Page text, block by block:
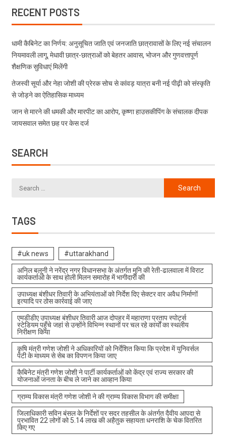
RECENT POSTS
धामी कैबिनेट का निर्णय: अनुसूचित जाति एवं जनजाति छात्रावासों के लिए नई संचालन
नियमावली लागू, मेधावी छात्र-छात्राओं को बेहतर आवास, भोजन और गुणवत्तापूर्ण
शैक्षणिक सुविधाएं मिलेंगी
तेजस्वी सूर्या और नेहा जोशी की प्रेरक सोच से कांवड़ यात्रा बनी नई पीढ़ी को संस्कृति
से जोड़ने का ऐतिहासिक माध्यम
जान से मारने की धमकी और मारपीट का आरोप, कृष्णा हाउसकीपिंग के संचालक दीपक
जायसवाल समेत छह पर केस दर्ज
SEARCH
TAGS
#uk news #uttarakhand
अनिल बलूनी ने नरेंद्र नगर विधानसभा के अंतर्गत मुनि की रेती-ढालवाला में विराट
कार्यकर्ताओ के साथ होली मिलन समारोह में भागीदारी की
उपाध्यक्ष बंशीधर तिवारी के अभियंताओं को निर्देश दिए सेक्टर वार अवैध निर्माणों
इत्यादि पर ठोस कार्रवाई की जाए
एमडीडीए उपाध्यक्ष बंशीधर तिवारी आज दोपहर में महाराणा प्रताप स्पोर्ट्स
स्टेडियम पहुँचे जहां से उन्होंने विभिन्न स्थानों पर चल रहे कार्यों का स्थलीय
निरीक्षण किया
कृषि मंत्री गणेश जोशी ने अधिकारियों को निर्देशित किया कि प्रदेश में युनिवर्सल
पेटी के माध्यम से सेब का विपणन किया जाए
कैबिनेट मंत्री गणेश जोशी ने पार्टी कार्यकर्ताओं को केंद्र एवं राज्य सरकार की
योजनाओं जनता के बीच ले जाने का आव्हान किया
ग्राम्य विकास मंत्री गणेश जोशी ने की ग्राम्य विकास विभाग की समीक्षा
जिलाधिकारी सविन बंसल के निर्देशों पर सदर तहसील के अंतर्गत दैवीय आपदा से
प्रभावित 22 लोगों को 5.14 लाख की अहैतुक सहायता धनराशि के चेक वितरित
किए गए